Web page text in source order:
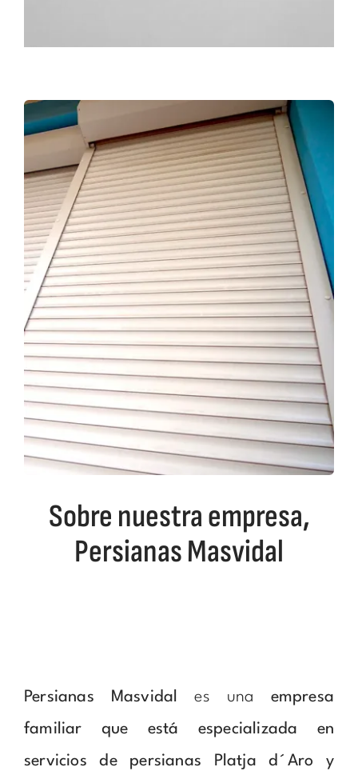
Sobre nuestra empresa,
Persianas Masvidal
Persianas Masvidal es una empresa
familiar que está especializada en
servicios de persianas Platja d´Aro y